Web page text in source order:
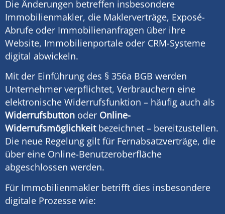
Die Änderungen betreffen insbesondere
Immobilienmakler, die Maklerverträge, Exposé-
Abrufe oder Immobilienanfragen über ihre
Website, Immobilienportale oder CRM-Systeme
digital abwickeln.
Mit der Einführung des § 356a BGB werden
Unternehmer verpflichtet, Verbrauchern eine
elektronische Widerrufsfunktion – häufig auch als
Widerrufsbutton oder Online-
Widerrufsmöglichkeitbezeichnet – bereitzustellen.
Die neue Regelung gilt für Fernabsatzverträge, die
über eine Online-Benutzeroberfläche
abgeschlossen werden.
Für Immobilienmakler betrifft dies insbesondere
digitale Prozesse wie: